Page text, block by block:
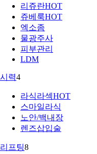
리쥬란HOT
쥬베룩HOT
엑소좀
물광주사
피부관리
LDM
시력4
라식라섹HOT
스마일라식
노안/백내장
렌즈삽입술
리프팅8